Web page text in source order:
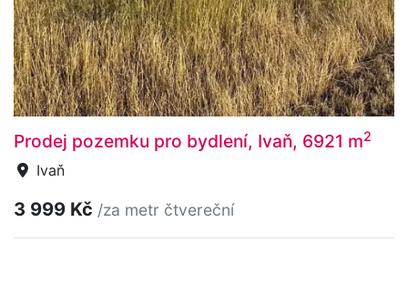
Prodej pozemku pro bydlení, Ivaň, 6921 m2
Ivaň
3 999 Kč /za metr čtvereční